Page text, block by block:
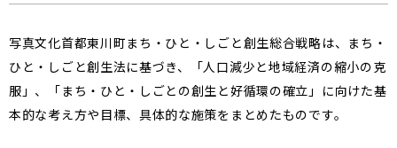
写真文化首都東川町まち・ひと・しごと創生総合戦略は、まち・
ひと・しごと創生法に基づき、「人口減少と地域経済の縮小の克
服」、「まち・ひと・しごとの創生と好循環の確立」に向けた基
本的な考え方や目標、具体的な施策をまとめたものです。